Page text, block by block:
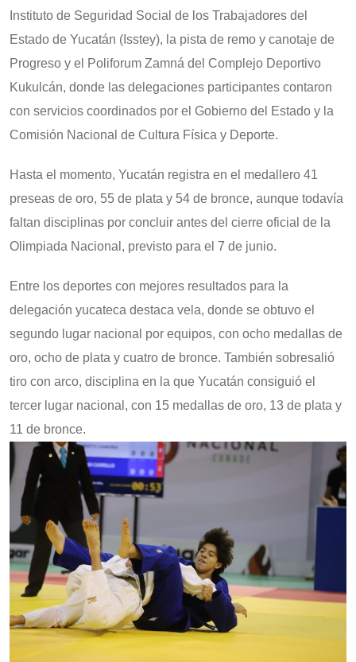
Instituto de Seguridad Social de los Trabajadores del
Estado de Yucatán (Isstey), la pista de remo y canotaje de
Progreso y el Poliforum Zamná del Complejo Deportivo
Kukulcán, donde las delegaciones participantes contaron
con servicios coordinados por el Gobierno del Estado y la
Comisión Nacional de Cultura Física y Deporte.
Hasta el momento, Yucatán registra en el medallero 41
preseas de oro, 55 de plata y 54 de bronce, aunque todavía
faltan disciplinas por concluir antes del cierre oficial de la
Olimpiada Nacional, previsto para el 7 de junio.
Entre los deportes con mejores resultados para la
delegación yucateca destaca vela, donde se obtuvo el
segundo lugar nacional por equipos, con ocho medallas de
oro, ocho de plata y cuatro de bronce. También sobresalió
tiro con arco, disciplina en la que Yucatán consiguió el
tercer lugar nacional, con 15 medallas de oro, 13 de plata y
11 de bronce.